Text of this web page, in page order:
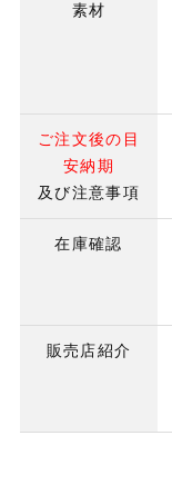
素材
ご注文後の目
安納期
及び注意事項
在庫確認
販売店紹介